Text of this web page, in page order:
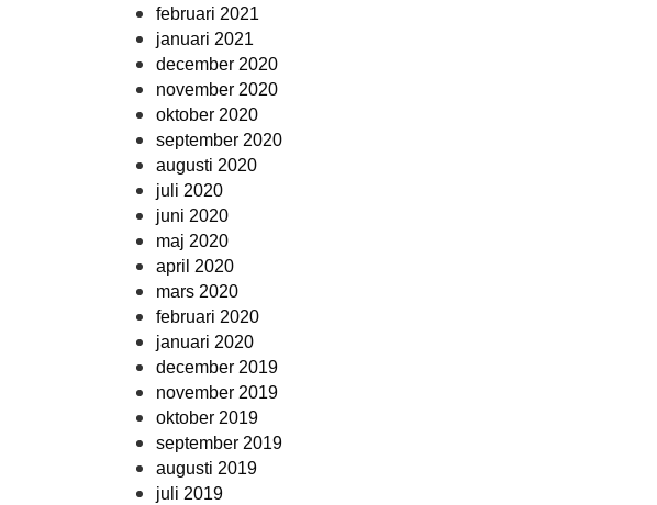
februari 2021
januari 2021
december 2020
november 2020
oktober 2020
september 2020
augusti 2020
juli 2020
juni 2020
maj 2020
april 2020
mars 2020
februari 2020
januari 2020
december 2019
november 2019
oktober 2019
september 2019
augusti 2019
juli 2019